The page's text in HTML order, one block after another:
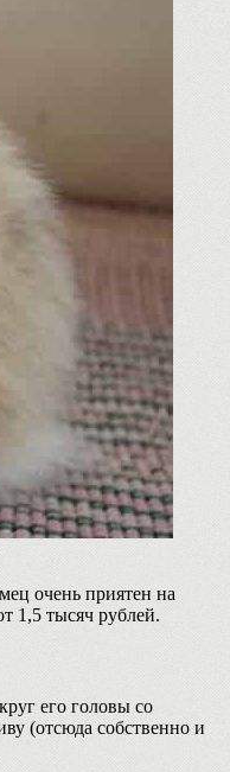
очень приятен на
1,5 тысяч рублей.
его головы со
(отсюда собственно и